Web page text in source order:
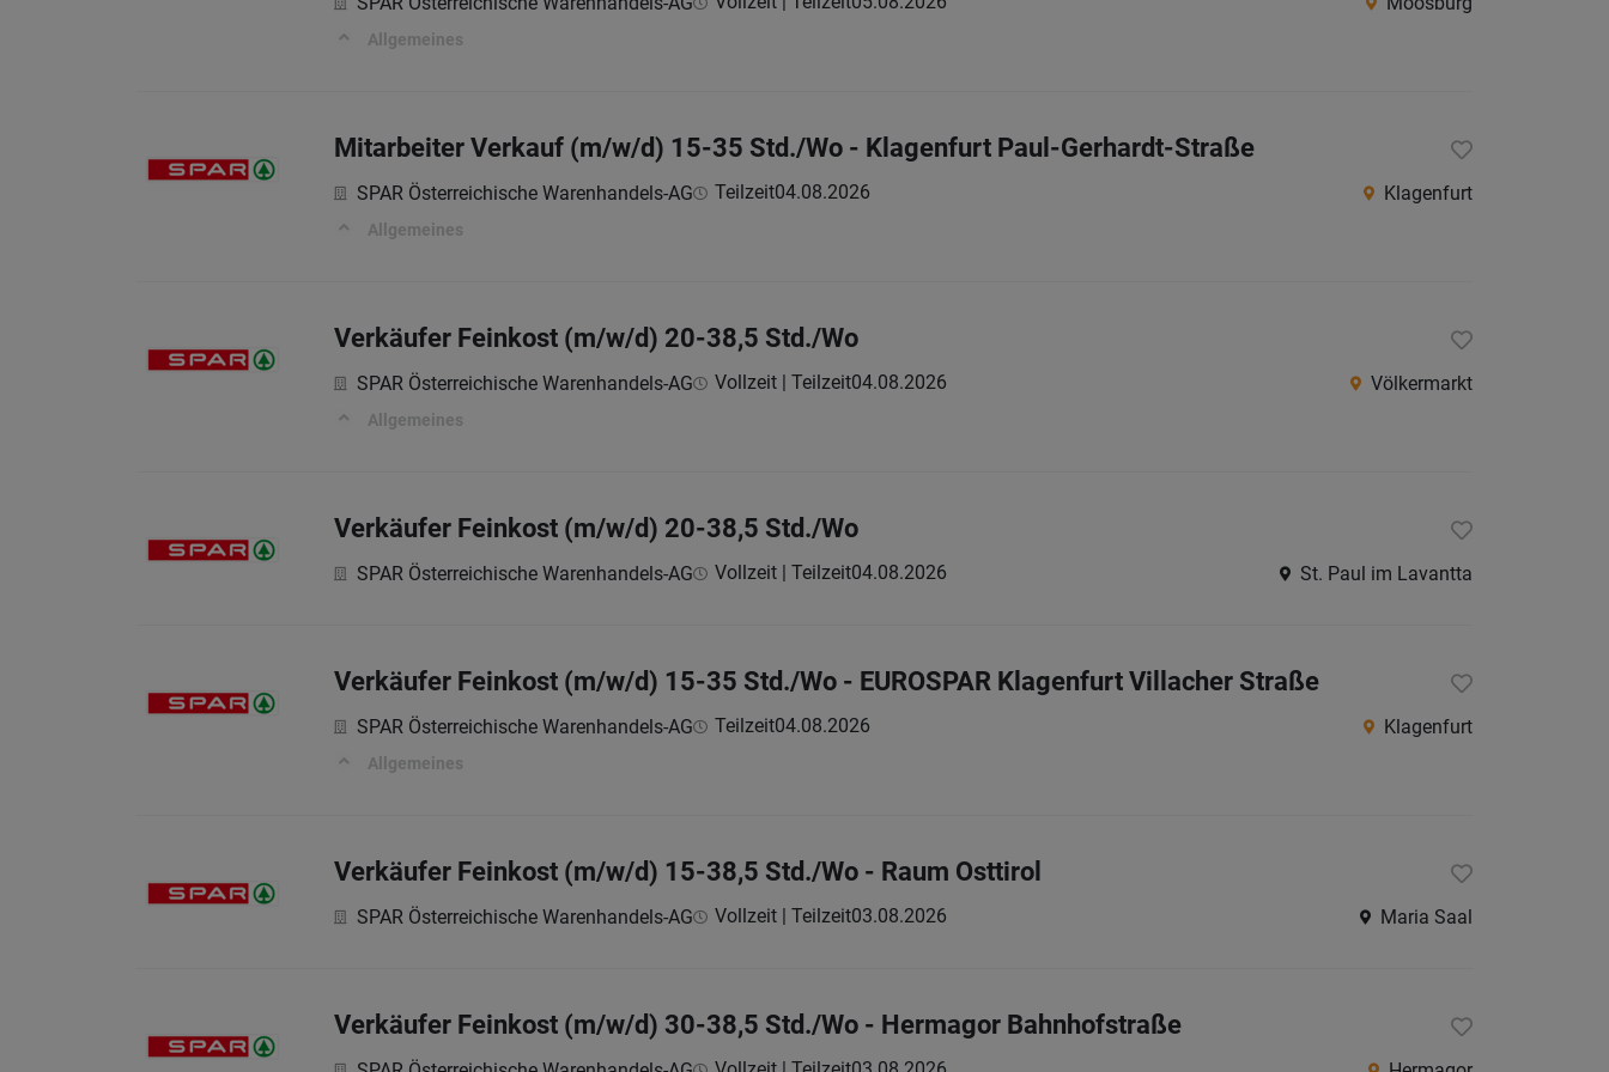
Allgemeines
Mitarbeiter Verkauf (m/w/d) 15-35 Std./Wo - Klagenfurt Paul-Gerhardt-Straße
SPAR Österreichische Warenhandels-AG Teilzeit04.08.2026 Klagenfurt
Allgemeines
Verkäufer Feinkost (m/w/d) 20-38,5 Std./Wo
SPAR Österreichische Warenhandels-AG Vollzeit | Teilzeit04.08.2026 Völkermarkt
Allgemeines
Verkäufer Feinkost (m/w/d) 20-38,5 Std./Wo
SPAR Österreichische Warenhandels-AG Vollzeit | Teilzeit04.08.2026 St. Paul im Lavantta
Verkäufer Feinkost (m/w/d) 15-35 Std./Wo - EUROSPAR Klagenfurt Villacher Straße
SPAR Österreichische Warenhandels-AG Teilzeit04.08.2026 Klagenfurt
Allgemeines
Verkäufer Feinkost (m/w/d) 15-38,5 Std./Wo - Raum Osttirol
SPAR Österreichische Warenhandels-AG Vollzeit | Teilzeit03.08.2026 Maria Saal
Verkäufer Feinkost (m/w/d) 30-38,5 Std./Wo - Hermagor Bahnhofstraße